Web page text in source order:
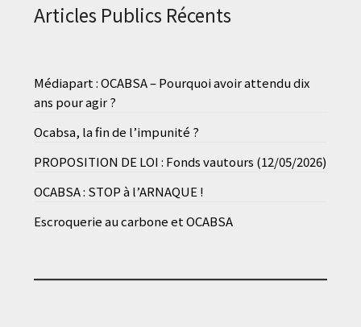
Articles Publics Récents
Médiapart : OCABSA – Pourquoi avoir attendu dix
ans pour agir ?
Ocabsa, la fin de l’impunité ?
PROPOSITION DE LOI : Fonds vautours (12/05/2026)
OCABSA : STOP à l’ARNAQUE !
Escroquerie au carbone et OCABSA